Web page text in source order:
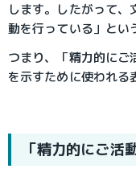
します。したがって
動を行っている」とい
つまり、「精力的にご
を示すために使われる
「精力的にご活